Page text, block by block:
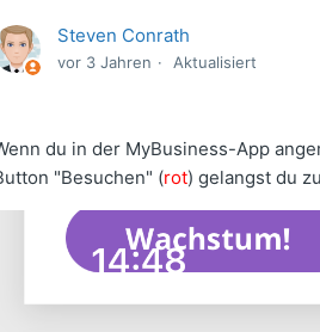
Steven Conrath
vor 3 Jahren Aktualisiert
du in der MyBusiness-App
"Besuchen" (rot) gelangst du